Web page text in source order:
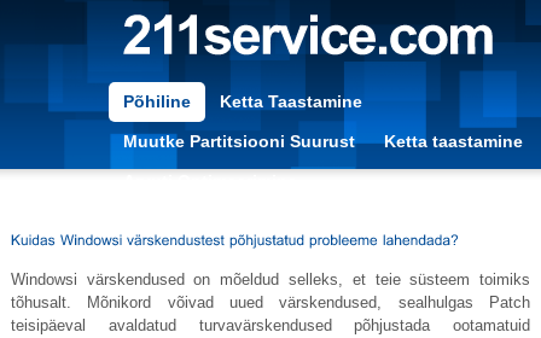
Põhiline Ketta Taastamine
Muutke Partitsiooni Suurust Ketta taastamine
Windowsi värskendused on mõeldud selleks, et teie süsteem toimiks
tõhusalt. Mõnikord võivad uued värskendused, sealhulgas Patch
teisipäeval avaldatud turvavärskendused põhjustada ootamatuid